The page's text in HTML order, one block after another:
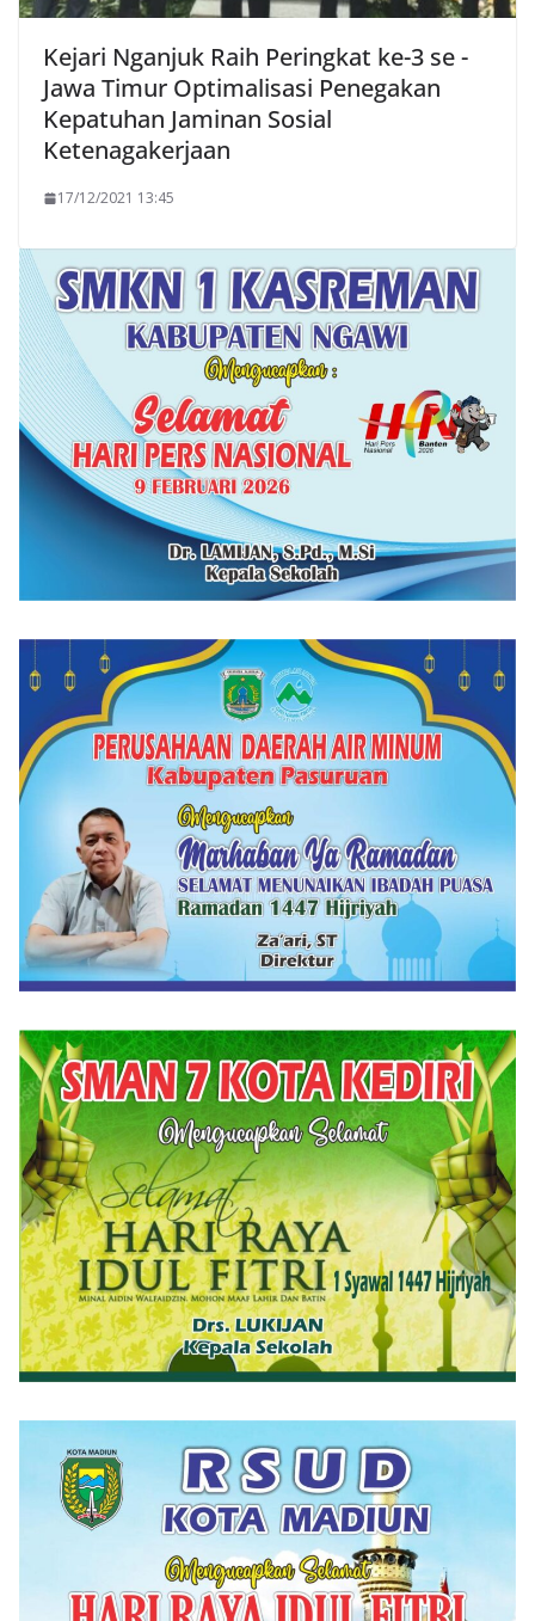
Kejari Nganjuk Raih Peringkat ke-3 se -
Jawa Timur Optimalisasi Penegakan
Kepatuhan Jaminan Sosial
Ketenagakerjaan
17/12/2021 13:45